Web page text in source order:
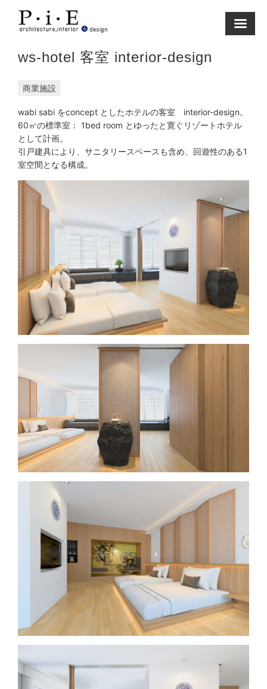
content
ws-hotel 客室 interior-design
商業施設
wabi sabi をconcept としたホテルの客室 interior-design。
60㎡の標準室： 1bed room とゆったと寛ぐリゾートホテル
として計画。
引戸建具により、サニタリースペースも含め、回遊性のある1
室空間となる構成。